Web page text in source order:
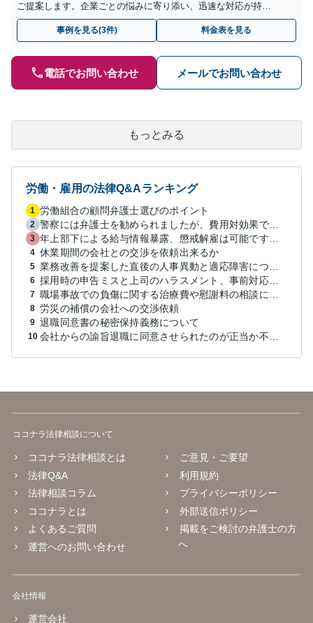
ご提案します。企業ごとの悩みに寄り添い、迅速な対応が持ち
味です。M&AやIPOの労務デューデリジェンスにも対応可能で
事例を見る(3件) 料金表を見る
電話でお問い合わせ メールでお問い合わせ
もっとみる
労働・雇用の法律Q&Aランキング
1 労働組合の顧問弁護士選びのポイント
2 警察には弁護士を勧められましたが、費用対効果で依頼をすることを躊躇しています。
3
4 休業期間の会社との交渉を依頼出来るか
5
6 採用時の申告ミスと上司のハラスメント、事前対応は？
7
8 労災の補償の会社への交渉依頼
9 退職同意書の秘密保持義務について
10
ココナラ法律相談について
ココナラ法律相談とは
法律Q&A
法律相談コラム
ココナラとは
よくあるご質問
運営へのお問い合わせ
ご意見・ご要望
利用規約
プライバシーポリシー
外部送信ポリシー
掲載をご検討の弁護士の方
へ
会社情報
運営会社